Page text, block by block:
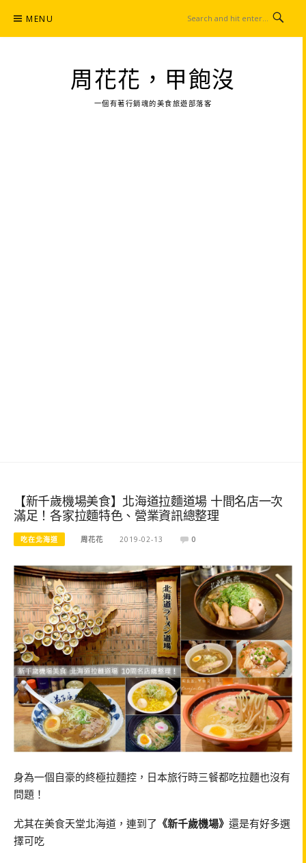
content
MENU
周花花，甲飽沒
一個有著行銷魂的美食旅遊部落客
【新千歲機場美食】北海道拉麵道場 十間名店一次
滿足！各家拉麵特色、營業資訊總整理
吃在北海道 周花花 2019-02-13 0
身為一個自豪的終極拉麵控，日本旅行時三餐都吃拉麵也沒有
問題！
尤其在美食天堂北海道，連到了 《新千歲機場》 還是有好多選
擇可吃